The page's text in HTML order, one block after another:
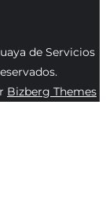
de Servicios
Bizberg Themes